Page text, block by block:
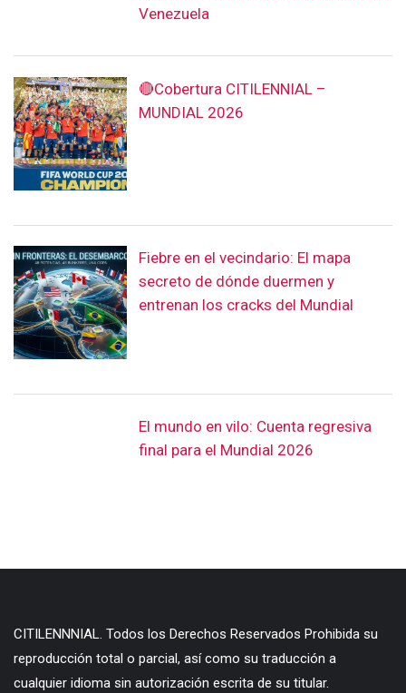
Venezuela
🔴Cobertura CITILENNIAL –
MUNDIAL 2026
Fiebre en el vecindario: El mapa
secreto de dónde duermen y
entrenan los cracks del Mundial
El mundo en vilo: Cuenta regresiva
final para el Mundial 2026
CITILENNNIAL. Todos los Derechos Reservados Prohibida su
reproducción total o parcial, así como su traducción a
cualquier idioma sin autorización escrita de su titular.